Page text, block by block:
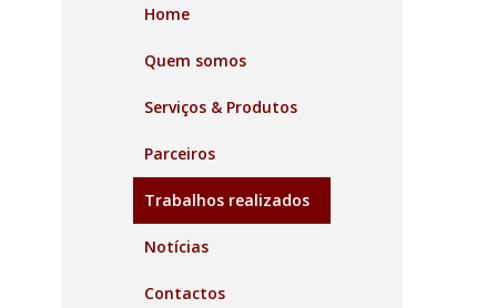
Home
Quem somos
Serviços & Produtos
Parceiros
Trabalhos realizados
Notícias
Contactos